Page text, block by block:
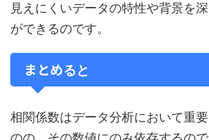
見えにくいデータの特性や背景を
ができるのです。
まとめると
相関係数はデータ分析において重